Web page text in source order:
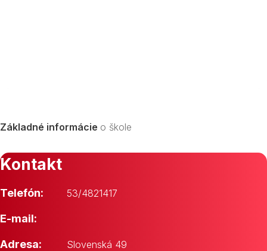
Základné informácie o škole
Kontakt
Telefón: 53/4821417
E-mail:
Adresa:
Slovenská 49